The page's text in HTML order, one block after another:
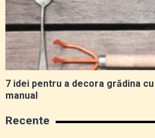
7 idei pentru a decora grădina
manual
Recente